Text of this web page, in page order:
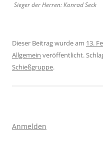
Sieger der Herren: Konrad Seck
Dieser Beitrag wurde am 13.
Allgemein veröffentlicht.
Schießgruppe.
Anmelden